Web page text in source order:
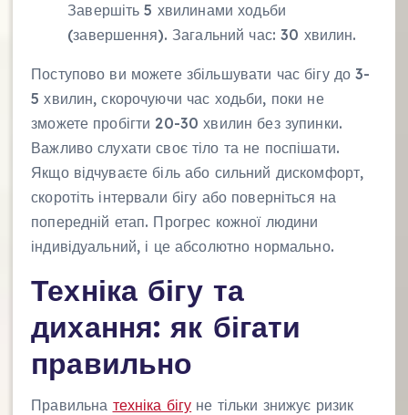
Завершіть 5 хвилинами ходьби
(завершення). Загальний час: 30 хвилин.
Поступово ви можете збільшувати час бігу до 3-
5 хвилин, скорочуючи час ходьби, поки не
зможете пробігти 20-30 хвилин без зупинки.
Важливо слухати своє тіло та не поспішати.
Якщо відчуваєте біль або сильний дискомфорт,
скоротіть інтервали бігу або поверніться на
попередній етап. Прогрес кожної людини
індивідуальний, і це абсолютно нормально.
Техніка бігу та
дихання: як бігати
правильно
Правильна техніка бігу не тільки знижує ризик